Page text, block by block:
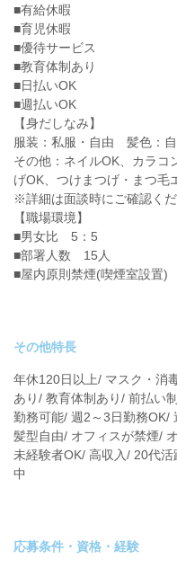
■有給休暇
■育児休暇
■優待サービス
■教育体制あり
■日払いOK
■週払いOK
【身だしなみ】
服装：私服・自由 髪色：
その他：ネイルOK、カラコ
げOK、つけまつげ・まつ毛
※詳細は面談時にご確認く
【職場環境】
■男女比 5：5
■部署人数 15人
■屋内原則禁煙(喫煙室設置)
その他特長
年休120日以上/ マスク・消
あり/ 教育体制あり/ 前払い
勤務可能/ 週2～3日勤務OK/
髪型自由/ オフィスが禁煙/
未経験者OK/ 高収入/ 20代
中
応募条件・資格・経験